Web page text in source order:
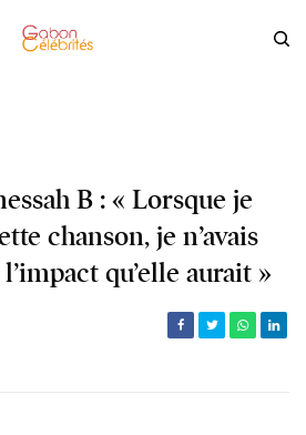
B : « Lorsque je
chanson, je n’avais
qu’elle aurait »